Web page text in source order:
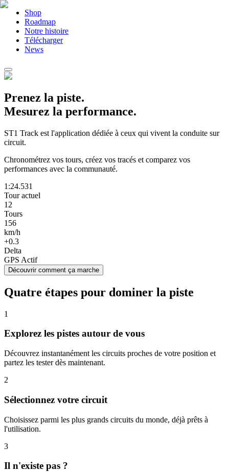
Shop
Roadmap
Notre histoire
Télécharger
News
Prenez la piste.
Mesurez la performance.
ST1 Track est l'application dédiée à ceux qui vivent la conduite sur
circuit.
Chronométrez vos tours, créez vos tracés et comparez vos
performances avec la communauté.
1:24.531
Tour actuel
12
Tours
156
km/h
+0.3
Delta
GPS Actif
Découvrir comment ça marche
Quatre étapes pour dominer la piste
1
Explorez les pistes autour de vous
Découvrez instantanément les circuits proches de votre position et
partez les tester dès maintenant.
2
Sélectionnez votre circuit
Choisissez parmi les plus grands circuits du monde, déjà prêts à
l'utilisation.
3
Il n'existe pas ?